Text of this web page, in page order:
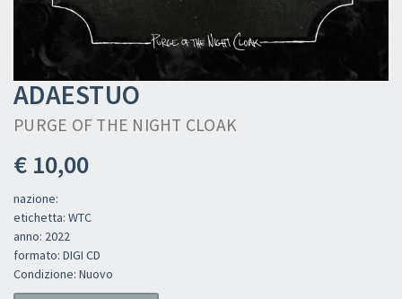
ADAESTUO
PURGE OF THE NIGHT CLOAK
€ 10,00
nazione:
etichetta: WTC
anno: 2022
formato: DIGI CD
Condizione: Nuovo